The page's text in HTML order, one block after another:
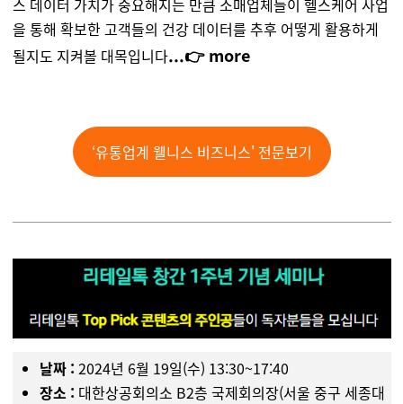
스 데이터 가치가 중요해지는 만큼 소매업체들이 헬스케어 사업
을 통해 확보한 고객들의 건강 데이터를 추후 어떻게 활용하게
될지도 지켜볼 대목입니다...👉 more
‘유통업계 웰니스 비즈니스' 전문보기
날짜 : 2024년 6월 19일(수) 13:30~17:40
장소 : 대한상공회의소 B2층 국제회의장(서울 중구 세종대